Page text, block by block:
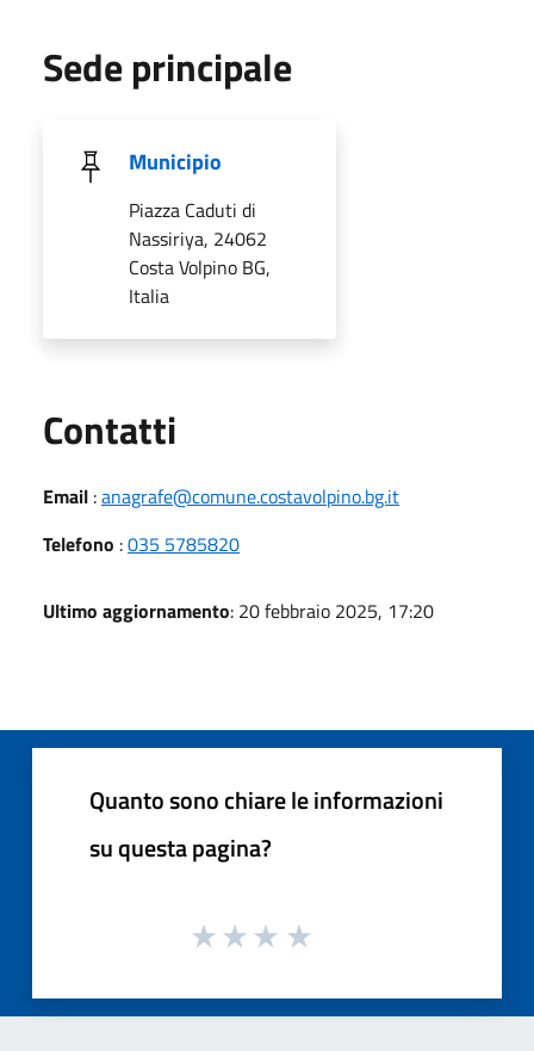
Sede principale
Municipio
Piazza Caduti di
Nassiriya, 24062
Costa Volpino BG,
Italia
Contatti
Email :anagrafe@comune.costavolpino.bg.it
Telefono :035 5785820
Ultimo aggiornamento: 20 febbraio 2025, 17:20
Quanto sono chiare le informazioni
su questa pagina?